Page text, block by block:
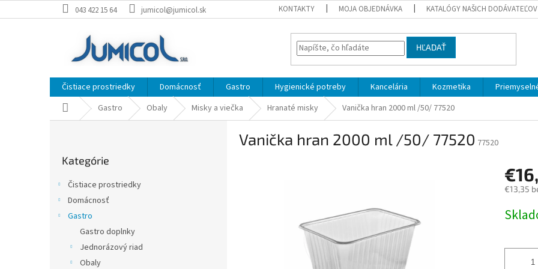
na
043 422 15 64 jumicol@jumicol.sk KONTAKTY MOJA OBJEDNÁVKA KATALÓGY NAŠICH DODÁVATEĽOV
HĽADAŤ
Čistiace prostriedky Domácnosť Gastro Hygienické potreby Kancelária Kozmetika
Domov Gastro Obaly Misky a viečka Hranaté misky Vanička hran 2000 ml /50/ 77520
kategórie
Kategórie
Čistiace prostriedky
Domácnosť
Gastro
Gastro doplnky
Jednorázový riad
Obaly
Vanička hran 2000 ml /50/ 77520 77520
€13,35
cena: